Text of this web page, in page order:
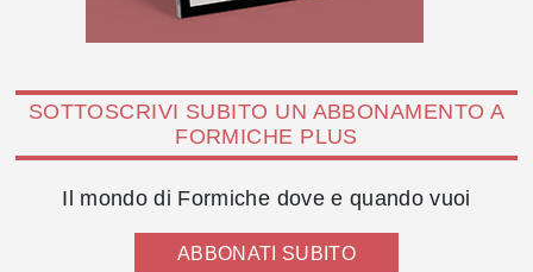
SOTTOSCRIVI SUBITO UN ABBONAMENTO A
FORMICHE PLUS
Il mondo di Formiche dove e quando vuoi
ABBONATI SUBITO